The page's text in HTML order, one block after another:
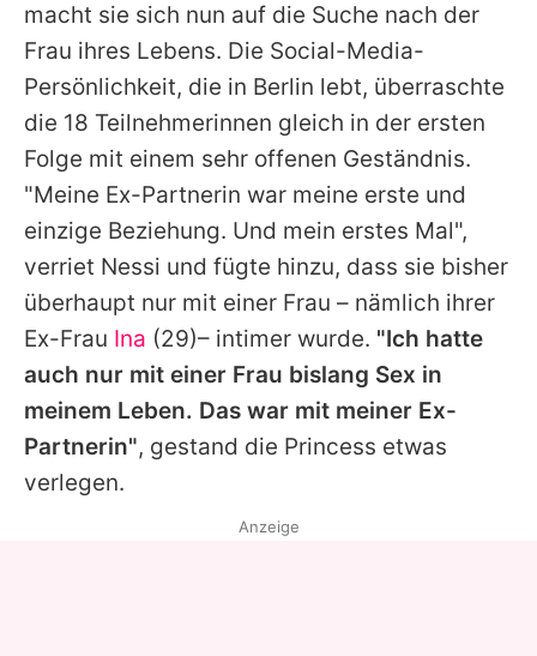
App runterladen
Team
Redaktionelle Richtlinien
Impressum
Datenschutzerklärung
Nutzungsbedingungen
Utiq verwalten
macht sie sich nun auf die Suche nach der
Frau ihres Lebens. Die Social-Media-
Persönlichkeit, die in Berlin lebt, überraschte
die 18 Teilnehmerinnen gleich in der ersten
Folge mit einem sehr offenen Geständnis.
"Meine Ex-Partnerin war meine erste und
einzige Beziehung. Und mein erstes Mal",
verriet Nessi und fügte hinzu, dass sie bisher
überhaupt nur mit einer Frau – nämlich ihrer
Ex-Frau Ina (29)– intimer wurde. "Ich hatte
auch nur mit einer Frau bislang Sex in
meinem Leben. Das war mit meiner Ex-
Partnerin", gestand die Princess etwas
verlegen.
Anzeige